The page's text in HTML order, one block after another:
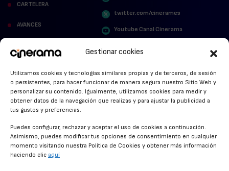
Gestionar cookies
Utilizamos cookies y tecnologías similares propias y de terceros, de sesión
o persistentes, para hacer funcionar de manera segura nuestro Sitio Web y
personalizar su contenido. Igualmente, utilizamos cookies para medir y
obtener datos de la navegación que realizas y para ajustar la publicidad a
tus gustos y preferencias.
Puedes configurar, rechazar y aceptar el uso de cookies a continuación.
Asimismo, puedes modificar tus opciones de consentimiento en cualquier
momento visitando nuestra Política de Cookies y obtener más información
haciendo clic aquí
CARTELERA
AVANCES
STREAMING NEWS
ANUNCIOS DE CINE
twitter.com/cinerames
Youtube Canal Cinerama